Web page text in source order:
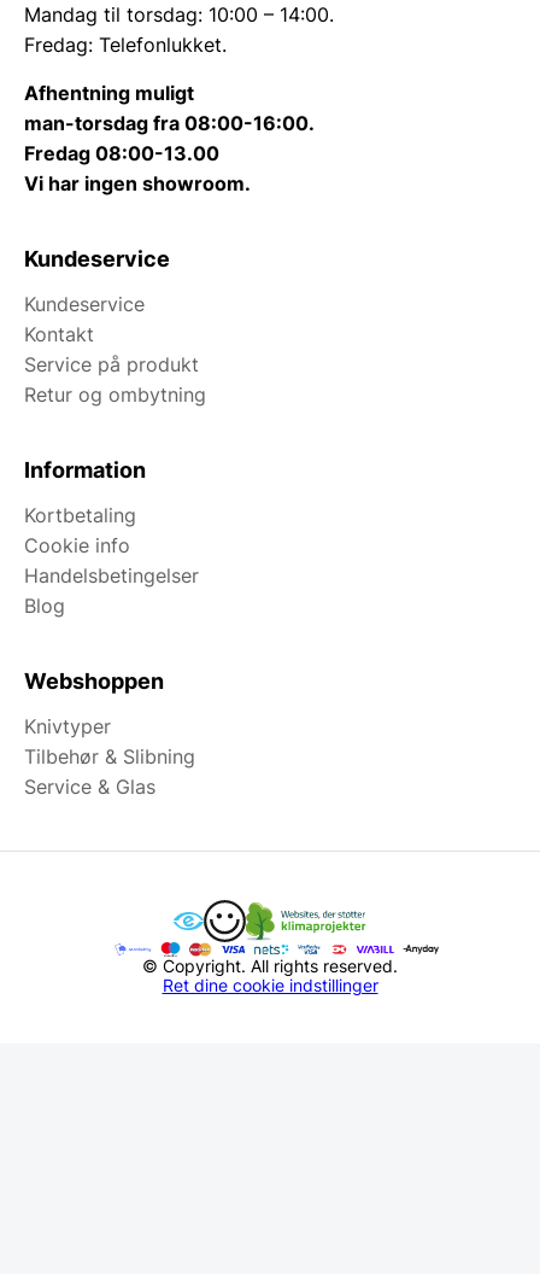
Mandag til torsdag: 10:00 – 14:00.
Fredag: Telefonlukket.
Afhentning muligt
man-torsdag fra 08:00-16:00.
Fredag 08:00-13.00
Vi har ingen showroom.
Kundeservice
Kundeservice
Kontakt
Service på produkt
Retur og ombytning
Information
Kortbetaling
Cookie info
Handelsbetingelser
Blog
Webshoppen
Knivtyper
Tilbehør & Slibning
Service & Glas
© Copyright. All rights reserved.
Ret dine cookie indstillinger